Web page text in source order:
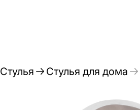
Стулья Стулья для дома